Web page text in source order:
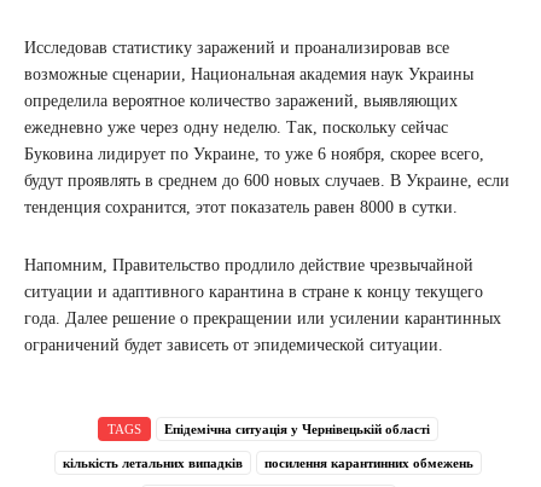
Исследовав статистику заражений и проанализировав все
возможные сценарии, Национальная академия наук Украины
определила вероятное количество заражений, выявляющих
ежедневно уже через одну неделю. Так, поскольку сейчас
Буковина лидирует по Украине, то уже 6 ноября, скорее всего,
будут проявлять в среднем до 600 новых случаев. В Украине, если
тенденция сохранится, этот показатель равен 8000 в сутки.
Напомним, Правительство продлило действие чрезвычайной
ситуации и адаптивного карантина в стране к концу текущего
года. Далее решение о прекращении или усилении карантинных
ограничений будет зависеть от эпидемической ситуации.
TAGS Епідемічна ситуація у Чернівецькій області
кількість летальних випадків посилення карантинних обмежень